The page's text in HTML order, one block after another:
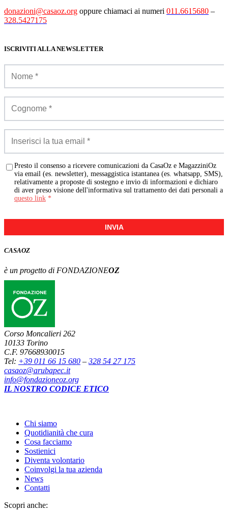
donazioni@casaoz.org oppure chiamaci ai numeri 011.6615680 –
328.5427175
ISCRIVITI ALLA NEWSLETTER
Presto il consenso a ricevere comunicazioni da CasaOz e MagazziniOz
via email (es. newsletter), messaggistica istantanea (es. whatsapp, SMS),
relativamente a proposte di sostegno e invio di informazioni e dichiaro
di aver preso visione dell'informativa sul trattamento dei dati personali a
questo link *
INVIA
CASAOZ
è un progetto di FONDAZIONEOZ
Corso Moncalieri 262
10133 Torino
C.F. 97668930015
Tel: +39 011 66 15 680 – 328 54 27 175
casaoz@arubapec.it
info@fondazioneoz.org
IL NOSTRO CODICE ETICO
Chi siamo
Quotidianità che cura
Cosa facciamo
Sostienici
Diventa volontario
Coinvolgi la tua azienda
News
Contatti
Scopri anche: